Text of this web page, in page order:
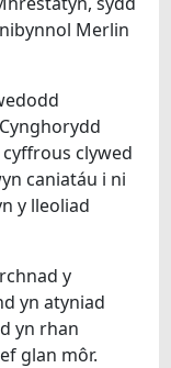
Merlin
cyffrous clywed
caniatáu i ni
y lleoliad
y
yn atyniad
yn rhan
glan môr.